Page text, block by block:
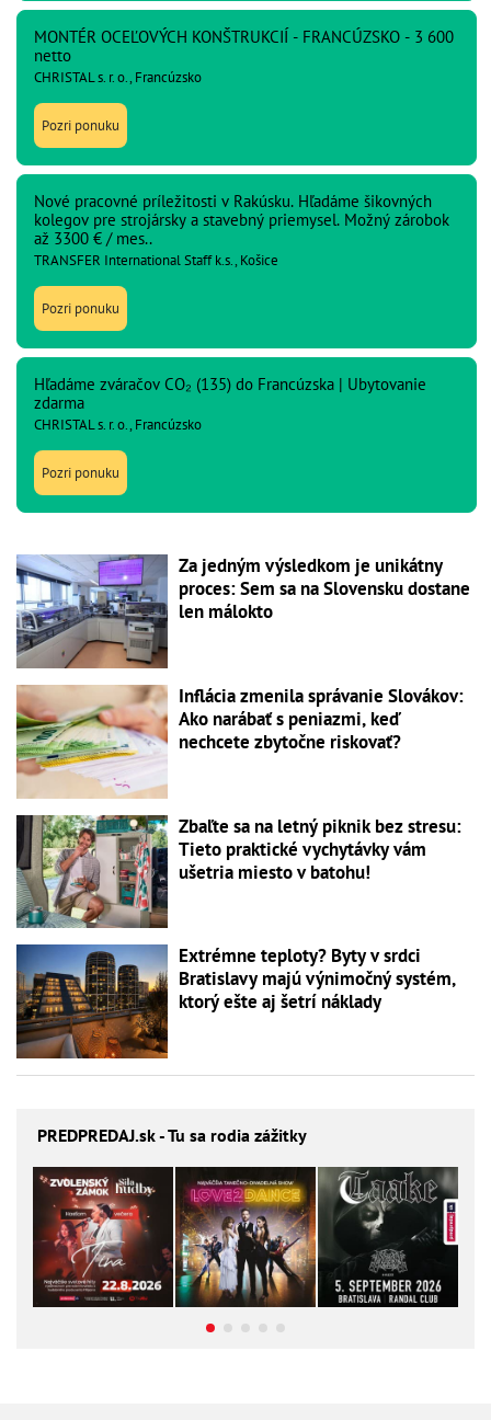
MONTÉR OCEĽOVÝCH KONŠTRUKCIÍ - FRANCÚZSKO - 3 600
netto
CHRISTAL s. r. o., Francúzsko
Pozri ponuku
Nové pracovné príležitosti v Rakúsku. Hľadáme šikovných
kolegov pre strojársky a stavebný priemysel. Možný zárobok
až 3300 € / mes..
TRANSFER International Staff k.s., Košice
Pozri ponuku
Hľadáme zváračov CO₂ (135) do Francúzska | Ubytovanie
zdarma
CHRISTAL s. r. o., Francúzsko
Pozri ponuku
Za jedným výsledkom je unikátny
proces: Sem sa na Slovensku dostane
len málokto
Inflácia zmenila správanie Slovákov:
Ako narábať s peniazmi, keď
nechcete zbytočne riskovať?
Zbaľte sa na letný piknik bez stresu:
Tieto praktické vychytávky vám
ušetria miesto v batohu!
Extrémne teploty? Byty v srdci
Bratislavy majú výnimočný systém,
ktorý ešte aj šetrí náklady
PREDPREDAJ.sk - Tu sa rodia zážitky